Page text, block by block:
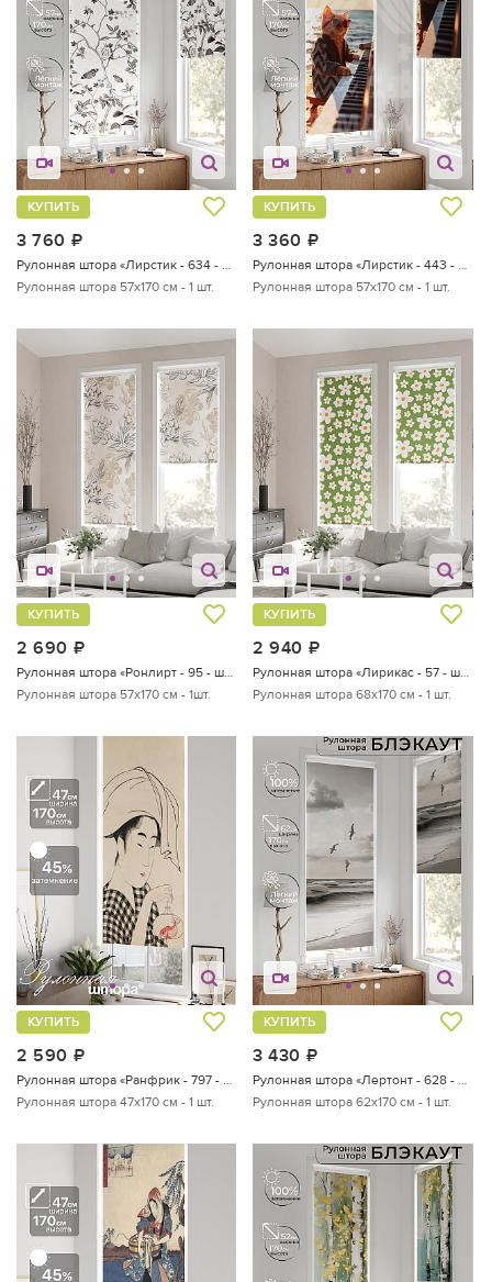
3 760
КУПИТЬ
Рулонная штора «Лирстик - 634 - 57 см»
Рулонная штора 57х170 см - 1 шт.
3 360
КУПИТЬ
Рулонная штора «Лирстик - 443 - ширина 57 см»
Рулонная штора 57х170 см - 1 шт.
2 690
КУПИТЬ
Рулонная штора «Ронлирт - 95 - ширина 57 см»
Рулонная штора 57х170 см - 1шт.
2 940
КУПИТЬ
Рулонная штора «Лирикас - 57 - ширина 68 см»
Рулонная штора 68х170 см - 1 шт.
2 590
КУПИТЬ
Рулонная штора «Ранфрик - 797 - ширина 47 см»
Рулонная штора 47х170 см - 1 шт.
3 430
КУПИТЬ
Рулонная штора «Лертонт - 628 - 62 см»
Рулонная штора 62х170 см - 1 шт.